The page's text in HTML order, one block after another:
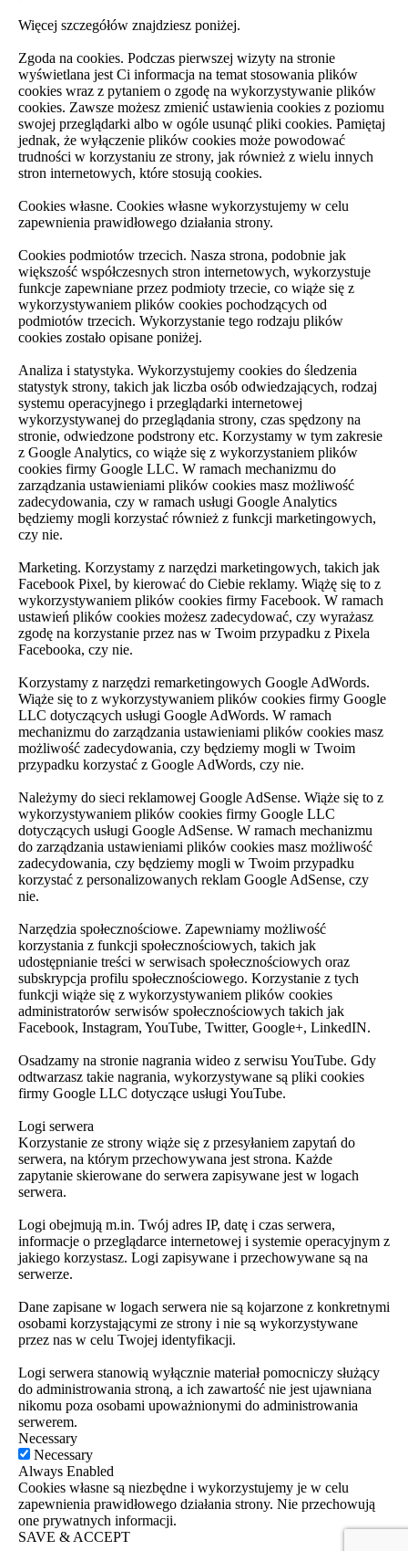
Więcej szczegółów znajdziesz poniżej.
Zgoda na cookies. Podczas pierwszej wizyty na stronie
wyświetlana jest Ci informacja na temat stosowania plików
cookies wraz z pytaniem o zgodę na wykorzystywanie plików
cookies. Zawsze możesz zmienić ustawienia cookies z poziomu
swojej przeglądarki albo w ogóle usunąć pliki cookies. Pamiętaj
jednak, że wyłączenie plików cookies może powodować
trudności w korzystaniu ze strony, jak również z wielu innych
stron internetowych, które stosują cookies.
Cookies własne. Cookies własne wykorzystujemy w celu
zapewnienia prawidłowego działania strony.
Cookies podmiotów trzecich. Nasza strona, podobnie jak
większość współczesnych stron internetowych, wykorzystuje
funkcje zapewniane przez podmioty trzecie, co wiąże się z
wykorzystywaniem plików cookies pochodzących od
podmiotów trzecich. Wykorzystanie tego rodzaju plików
cookies zostało opisane poniżej.
Analiza i statystyka. Wykorzystujemy cookies do śledzenia
statystyk strony, takich jak liczba osób odwiedzających, rodzaj
systemu operacyjnego i przeglądarki internetowej
wykorzystywanej do przeglądania strony, czas spędzony na
stronie, odwiedzone podstrony etc. Korzystamy w tym zakresie
z Google Analytics, co wiąże się z wykorzystaniem plików
cookies firmy Google LLC. W ramach mechanizmu do
zarządzania ustawieniami plików cookies masz możliwość
zadecydowania, czy w ramach usługi Google Analytics
będziemy mogli korzystać również z funkcji marketingowych,
czy nie.
Marketing. Korzystamy z narzędzi marketingowych, takich jak
Facebook Pixel, by kierować do Ciebie reklamy. Wiążę się to z
wykorzystywaniem plików cookies firmy Facebook. W ramach
ustawień plików cookies możesz zadecydować, czy wyrażasz
zgodę na korzystanie przez nas w Twoim przypadku z Pixela
Facebooka, czy nie.
Korzystamy z narzędzi remarketingowych Google AdWords.
Wiąże się to z wykorzystywaniem plików cookies firmy Google
LLC dotyczących usługi Google AdWords. W ramach
mechanizmu do zarządzania ustawieniami plików cookies masz
możliwość zadecydowania, czy będziemy mogli w Twoim
przypadku korzystać z Google AdWords, czy nie.
Należymy do sieci reklamowej Google AdSense. Wiąże się to z
wykorzystywaniem plików cookies firmy Google LLC
dotyczących usługi Google AdSense. W ramach mechanizmu
do zarządzania ustawieniami plików cookies masz możliwość
zadecydowania, czy będziemy mogli w Twoim przypadku
korzystać z personalizowanych reklam Google AdSense, czy
nie.
Narzędzia społecznościowe. Zapewniamy możliwość
korzystania z funkcji społecznościowych, takich jak
udostępnianie treści w serwisach społecznościowych oraz
subskrypcja profilu społecznościowego. Korzystanie z tych
funkcji wiąże się z wykorzystywaniem plików cookies
administratorów serwisów społecznościowych takich jak
Facebook, Instagram, YouTube, Twitter, Google+, LinkedIN.
Osadzamy na stronie nagrania wideo z serwisu YouTube. Gdy
odtwarzasz takie nagrania, wykorzystywane są pliki cookies
firmy Google LLC dotyczące usługi YouTube.
Logi serwera
Korzystanie ze strony wiąże się z przesyłaniem zapytań do
serwera, na którym przechowywana jest strona. Każde
zapytanie skierowane do serwera zapisywane jest w logach
serwera.
Logi obejmują m.in. Twój adres IP, datę i czas serwera,
informacje o przeglądarce internetowej i systemie operacyjnym z
jakiego korzystasz. Logi zapisywane i przechowywane są na
serwerze.
Dane zapisane w logach serwera nie są kojarzone z konkretnymi
osobami korzystającymi ze strony i nie są wykorzystywane
przez nas w celu Twojej identyfikacji.
Logi serwera stanowią wyłącznie materiał pomocniczy służący
do administrowania stroną, a ich zawartość nie jest ujawniana
nikomu poza osobami upoważnionymi do administrowania
serwerem.
Necessary
Necessary
Always Enabled
Cookies własne są niezbędne i wykorzystujemy je w celu
zapewnienia prawidłowego działania strony. Nie przechowują
one prywatnych informacji.
SAVE & ACCEPT